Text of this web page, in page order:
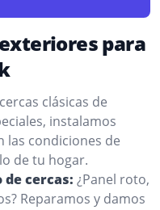
para
clásicas de
instalamos
las condiciones de
de tu hogar.
cercas: ¿Panel roto,
Reparamos y damos